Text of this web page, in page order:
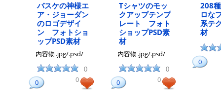
バスケの神様エ
ア・ジョーダン
のロゴデザイ
ン フォトショ
ップPSD素材
内容物 .jpg/.psd/
0
0 0
Tシャツのモッ
クアップテンプ
レート フォト
ショップPSD素
材
内容物 .jpg/.psd/
0
0 0
208
ロな
系テ
材
0